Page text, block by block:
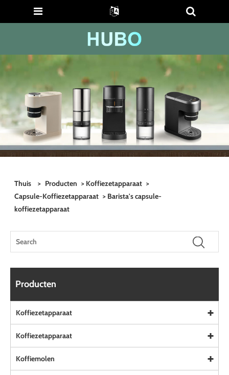
Thuis > Producten > Koffiezetapparaat >
Capsule-Koffiezetapparaat > Barista's capsule-
koffiezetapparaat
Producten
Koffiezetapparaat
Koffiezetapparaat
Koffiemolen